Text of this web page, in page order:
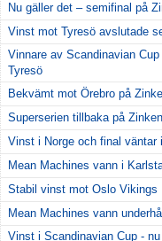
Nu gäller det – semifinal på
Vinst mot Tyresö avslutade
Vinnare av Scandinavian
Tyresö
Bekvämt mot Örebro på
Superserien tillbaka på
Vinst i Norge och final väntar
Mean Machines vann i
Stabil vinst mot Oslo Vikings
Mean Machines vann
Vinst i Scandinavian Cup -